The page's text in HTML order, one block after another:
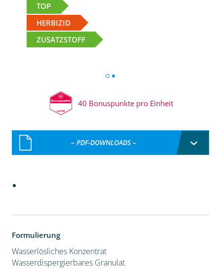
TOP
HERBIZID
ZUSATZSTOFF
40 Bonuspunkte pro Einheit
– PDF-DOWNLOADS –
Formulierung
Wasserlösliches Konzentrat
Wasserdispergierbares Granulat